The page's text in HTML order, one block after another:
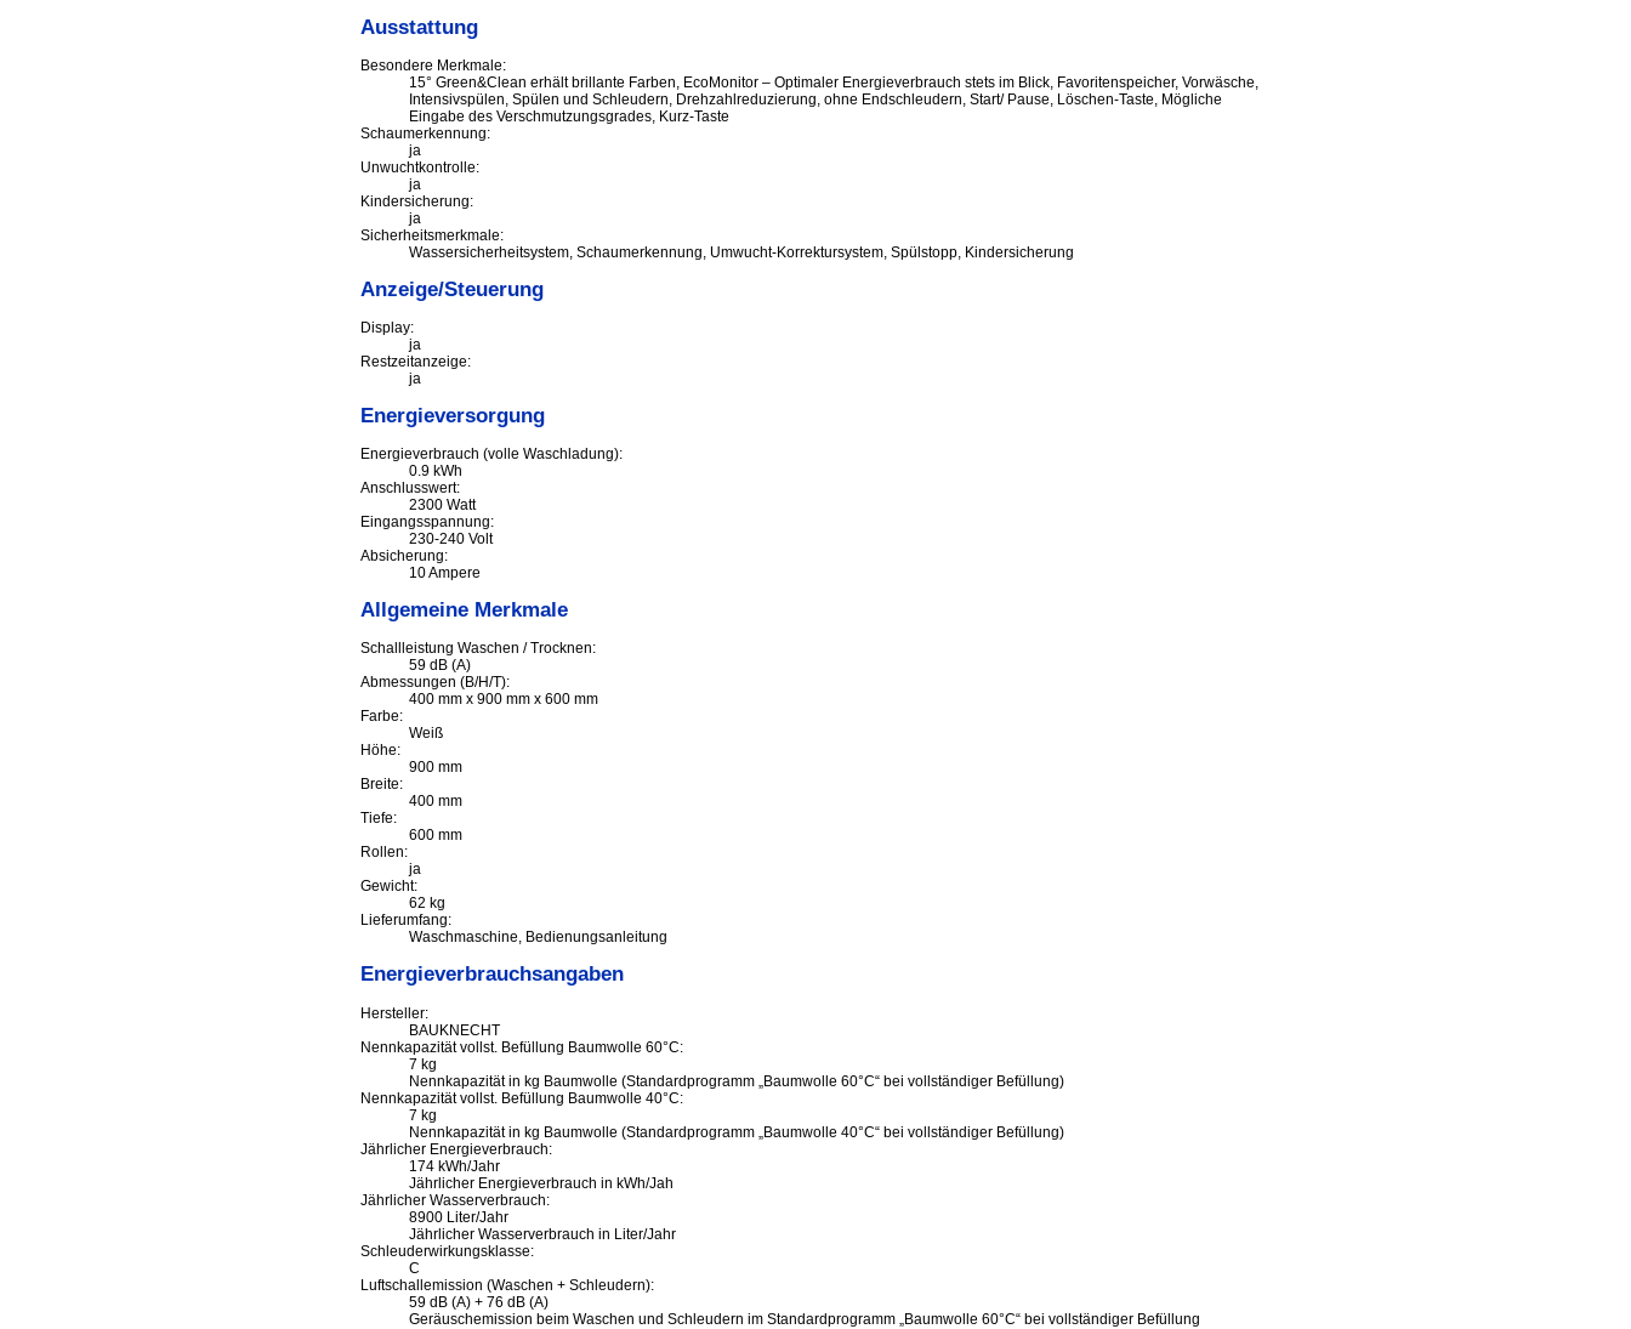
Ausstattung
Besondere Merkmale:
15° Green&Clean erhält brillante Farben, EcoMonitor – Optimaler Energieverbrauch stets im Blick, Favoritenspeicher, Vorwäsche,
Intensivspülen, Spülen und Schleudern, Drehzahlreduzierung, ohne Endschleudern, Start/ Pause, Löschen-Taste, Mögliche
Eingabe des Verschmutzungsgrades, Kurz-Taste
Schaumerkennung:
ja
Unwuchtkontrolle:
ja
Kindersicherung:
ja
Sicherheitsmerkmale:
Wassersicherheitsystem, Schaumerkennung, Umwucht-Korrektursystem, Spülstopp, Kindersicherung
Anzeige/Steuerung
Display:
ja
Restzeitanzeige:
ja
Energieversorgung
Energieverbrauch (volle Waschladung):
0.9 kWh
Anschlusswert:
2300 Watt
Eingangsspannung:
230-240 Volt
Absicherung:
10 Ampere
Allgemeine Merkmale
Schallleistung Waschen / Trocknen:
59 dB (A)
Abmessungen (B/H/T):
400 mm x 900 mm x 600 mm
Farbe:
Weiß
Höhe:
900 mm
Breite:
400 mm
Tiefe:
600 mm
Rollen:
ja
Gewicht:
62 kg
Lieferumfang:
Waschmaschine, Bedienungsanleitung
Energieverbrauchsangaben
Hersteller:
BAUKNECHT
Nennkapazität vollst. Befüllung Baumwolle 60°C:
7 kg
Nennkapazität in kg Baumwolle (Standardprogramm „Baumwolle 60°C“ bei vollständiger Befüllung)
Nennkapazität vollst. Befüllung Baumwolle 40°C:
7 kg
Nennkapazität in kg Baumwolle (Standardprogramm „Baumwolle 40°C“ bei vollständiger Befüllung)
Jährlicher Energieverbrauch:
174 kWh/Jahr
Jährlicher Energieverbrauch in kWh/Jah
Jährlicher Wasserverbrauch:
8900 Liter/Jahr
Jährlicher Wasserverbrauch in Liter/Jahr
Schleuderwirkungsklasse:
C
Luftschallemission (Waschen + Schleudern):
59 dB (A) + 76 dB (A)
Geräuschemission beim Waschen und Schleudern im Standardprogramm „Baumwolle 60°C“ bei vollständiger Befüllung